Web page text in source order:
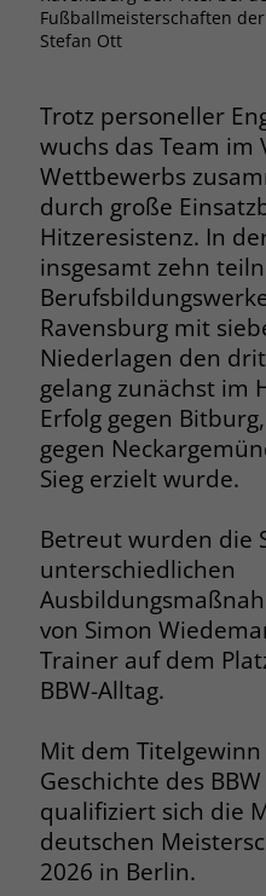
Fußballmeisterschaften
Stefan Ott
Trotz personeller
wuchs das Team im
Wettbewerbs
durch große
Hitzeresistenz. In
insgesamt zehn
Ravensburg mit
Niederlagen den
gelang zunächst im
Erfolg gegen
gegen
Sieg erzielt wurde.
Betreut wurden die
unterschiedlichen
von Simon
Trainer auf dem
BBW-Alltag.
Mit dem
Geschichte des
qualifiziert sich die
deutschen
2026 in Berlin.
Anbieter stiftung-
Laufzeit
Zweck
Behält die
allen
Name cookie_optin
Anbieter
Laufzeit 1 Monat
Zweck
Behält die
Name __cf_bm
Anbieter .fonts.net
Laufzeit
Zweck
support
Name JSessionID
Browsers
Aktionen,
derselben
werden,
Name _clsk
Anbieter
Laufzeit 1 Jahr
Zweck
Microsoft
um die
zu
Name _gcl_au
Anbieter Google Ads
Laufzeit
Zweck Enthält
Name _gcl_aw
Anbieter Google Ads